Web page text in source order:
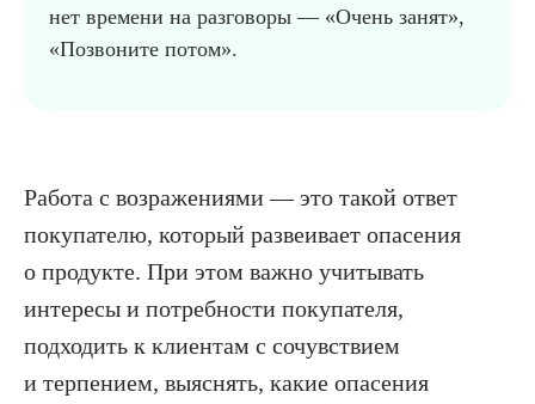
нет времени на разговоры — «Очень занят»,
«Позвоните потом».
Работа с возражениями — это такой ответ
покупателю, который развеивает опасения
о продукте. При этом важно учитывать
интересы и потребности покупателя,
подходить к клиентам с сочувствием
и терпением, выяснять, какие опасения